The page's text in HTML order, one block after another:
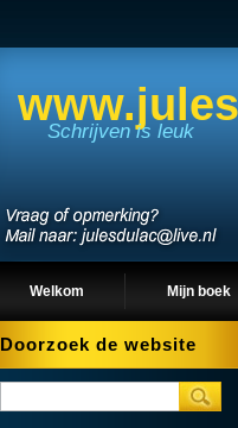
Schrijven is leuk
Welkom Mijn boek
Doorzoek de website